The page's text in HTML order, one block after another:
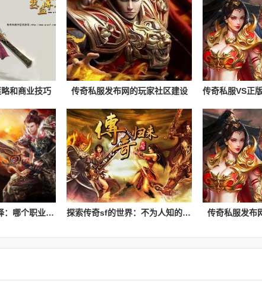
和商业技巧 传奇私服发布网的玩家社区建设
传奇sf中的职业选择：哪个职业最受欢迎？ 探索传奇sf的世界：不为人知的玩法与故事。 传奇私服发布